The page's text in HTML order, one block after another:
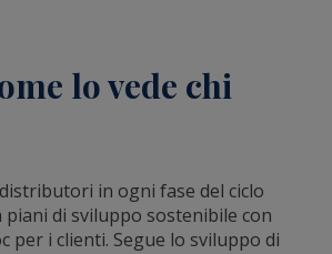
lo vede chi
in ogni fase del ciclo
di sviluppo sostenibile con
per i clienti. Segue lo sviluppo di